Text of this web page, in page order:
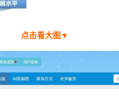
点击看大图▼